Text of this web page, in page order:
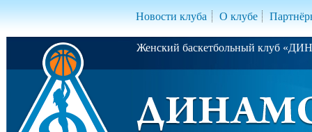
Новости клуба О клубе
Женский баскетбольный клуб